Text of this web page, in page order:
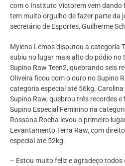
com o Instituto Victorem vem dando
tem muito orgulho de fazer parte da
secretário de Esportes, Guilherme
Mylena Lemos disputou a categoria
subiu no lugar mais alto do pódio no
Supino Raw Teen2, quebrando seis
Oliveira ficou com o ouro no Supino
categoria especial até 56kg.
Supino Raw, quebrou três recordes
Supino Especial Feminino na
Rossana Rocha levou o primeiro
Levantamento Terra Raw, com
especial até 52kg.
– Estou muito feliz e agradeço todos